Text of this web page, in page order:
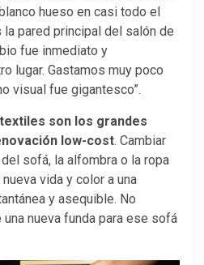
hueso en casi todo el
pared principal del salón de
fue inmediato y
lugar. Gastamos muy poco
visual fue gigantesco”.
son los grandes
low-cost. Cambiar
sofá, la alfombra o la ropa
vida y color a una
y asequible. No
nueva funda para ese sofá